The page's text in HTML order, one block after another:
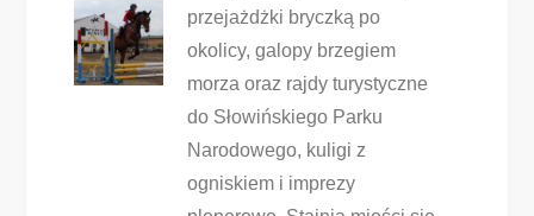
przejażdżki bryczką po
okolicy, galopy brzegiem
morza oraz rajdy turystyczne
do Słowińskiego Parku
Narodowego, kuligi z
ogniskiem i imprezy